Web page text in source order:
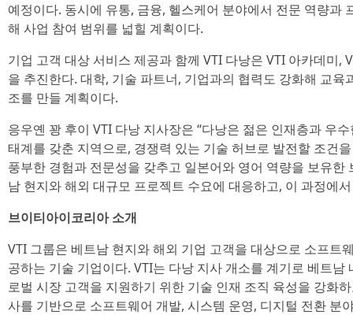
예정이다. 동시에 유통, 금융, 헬스케어 분야에서 전문 역량과
해 사업 참여 범위를 넓힐 계획이다.
기업 고객 대상 서비스 제공과 함께 VTI 다낭은 VTI 아카데미,
을 추진한다. 대학, 기술 파트너, 기업과의 협력도 강화해 교
조를 만들 계획이다.
응우옌 꽝 후이 VTI 다낭 지사장은 “다낭은 젊은 인재층과 우
태계를 갖춘 지역으로, 경쟁력 있는 기술 허브로 발전할 조건
풍부한 경험과 전문성을 갖추고 일본어와 영어 역량을 보유
남 현지와 해외 대규모 프로젝트 수요에 대응하고, 이 과정에
브이티아이코리아 소개
VTI 그룹은 베트남 현지와 해외 기업 고객을 대상으로 소프트
공하는 기술 기업이다. VTI는 다낭 지사 개소를 계기로 베트
로벌 시장 고객을 지원하기 위한 기술 인재 조직 육성을 강화
사를 기반으로 소프트웨어 개발, 시스템 운영, 디지털 전환 분